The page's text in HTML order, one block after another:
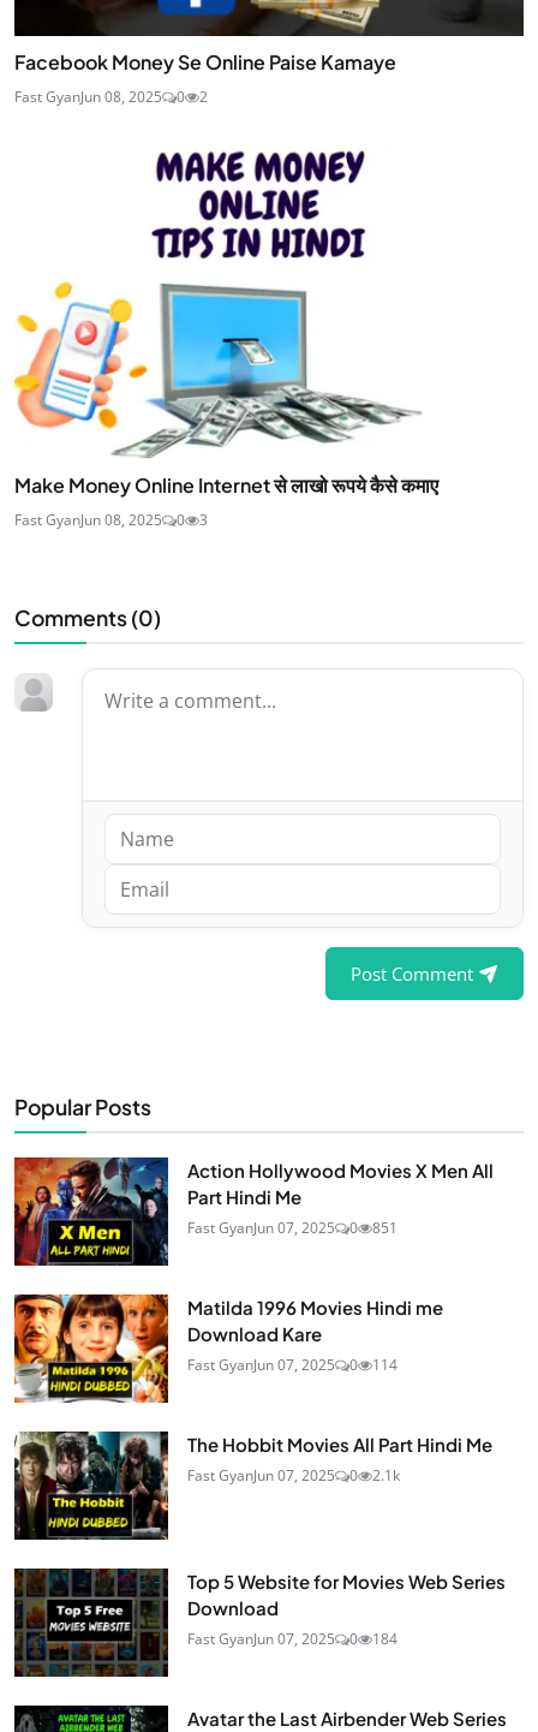
Facebook Money Se Online Paise Kamaye
Fast GyanJun 08, 2025 0 2
Make Money Online Internet से लाखो रूपये कैसे कमाए
Fast GyanJun 08, 2025 0 3
Comments (0)
Post Comment
Popular Posts
Action Hollywood Movies X Men All
Part Hindi Me
Fast GyanJun 07, 2025 0 851
Matilda 1996 Movies Hindi me
Download Kare
Fast GyanJun 07, 2025 0 114
The Hobbit Movies All Part Hindi Me
Fast GyanJun 07, 2025 0 2.1k
Top 5 Website for Movies Web Series
Download
Fast GyanJun 07, 2025 0 184
Avatar the Last Airbender Web Series